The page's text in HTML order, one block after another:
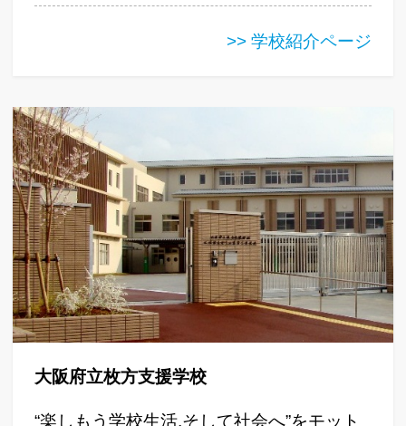
>> 学校紹介ページ
大阪府立枚方支援学校
“楽しもう学校生活,そして社会へ”をモット